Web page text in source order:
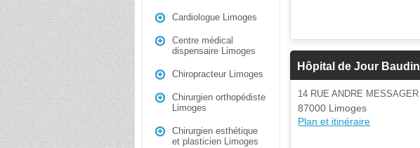
Cardiologue Limoges
Centre médical
dispensaire Limoges
Chiropracteur Limoges
Chirurgien orthopédiste
Limoges
Chirurgien esthétique
et plasticien Limoges
Hôpital de Jour Baudin
14 RUE ANDRE MESSAGER
87000 Limoges
Plan et itinéraire